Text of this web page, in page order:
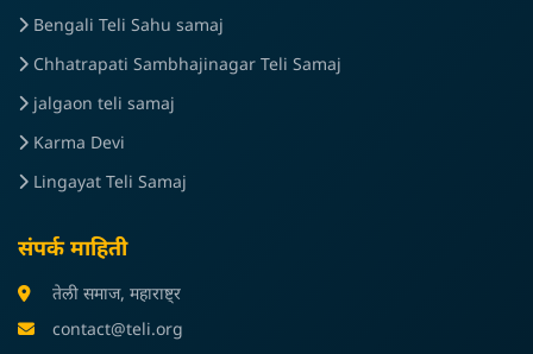
Bengali Teli Sahu samaj
Chhatrapati Sambhajinagar Teli Samaj
jalgaon teli samaj
Karma Devi
Lingayat Teli Samaj
संपर्क माहिती
तेली समाज, महाराष्ट्र
contact@teli.org